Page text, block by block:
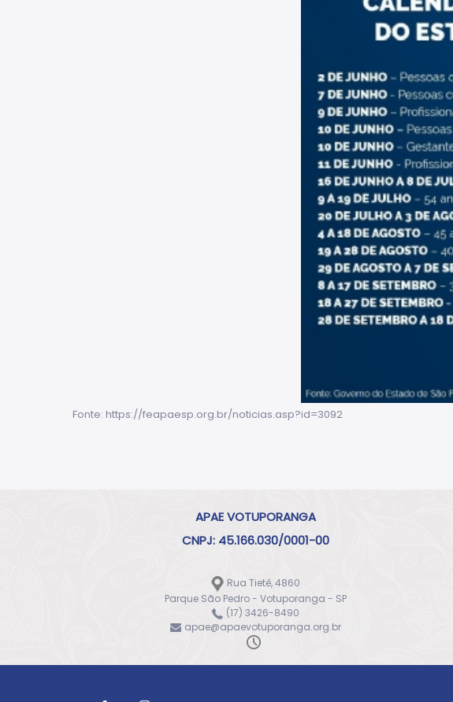
Fonte: https://feapaesp.org.br/noticias.asp?id=3092
APAE VOTUPORANGA
CNPJ: 45.166.030/0001-00
Rua Tietê, 4860
Parque São Pedro - Votuporanga - SP
(17) 3426-8490
apae@apaevotuporanga.org.br